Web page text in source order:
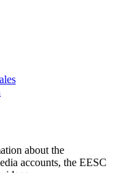
about the
accounts, the EESC